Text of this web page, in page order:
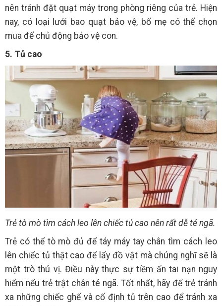
nên tránh đặt quạt máy trong phòng riêng của trẻ. Hiện
nay, có loại lưới bao quạt bảo vệ, bố mẹ có thể chọn
mua để chủ động bảo vệ con.
5. Tủ cao
Trẻ tò mò tìm cách leo lên chiếc tủ cao nên rất dễ té ngã.
Trẻ có thể tò mò đủ để táy máy tay chân tìm cách leo
lên chiếc tủ thật cao để lấy đồ vật mà chúng nghĩ sẽ là
một trò thú vị. Điều này thực sự tiềm ẩn tai nạn nguy
hiểm nếu trẻ trật chân té ngã. Tốt nhất, hãy để trẻ tránh
xa những chiếc ghế và cố định tủ trên cao để tránh xa